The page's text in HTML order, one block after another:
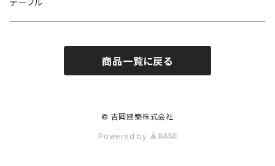
テーブル
商品一覧に戻る
© 吉岡建築株式会社
Powered by